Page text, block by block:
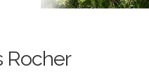
Rocher